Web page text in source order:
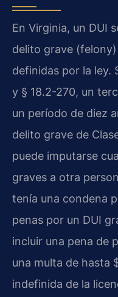
En Virginia, un DUI
delito grave
definidas por la ley.
y § 18.2-270, un
un período de diez
delito grave de
puede imputarse
graves a otra
tenía una condena
penas por un DUI
incluir una pena de
una multa de hasta
indefinida de la